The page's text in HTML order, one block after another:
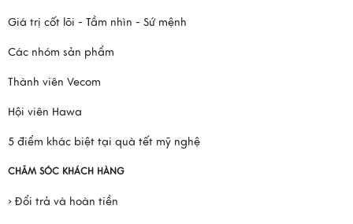
Giá trị cốt lõi - Tầm nhìn - Sứ mệnh
Các nhóm sản phẩm
Thành viên Vecom
Hội viên Hawa
5 điểm khác biệt tại quà tết mỹ nghệ
CHĂM SÓC KHÁCH HÀNG
› Đổi trả và hoàn tiền